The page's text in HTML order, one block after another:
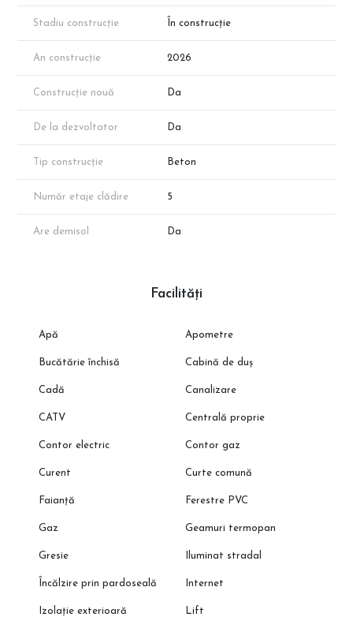
Decathlon.
Transport in comun: Statii STB in proximitate si conexiune facila
Infrastructura modernizata si in continua expansiune.
pentru rezidenta, cat si pentru o investitie sigura pe termen lung.
Nota: Imaginile au titlu de prezentare.
Stadiu construcție În construcție
An construcție 2026
Construcție nouă Da
De la dezvoltator Da
Tip construcție Beton
Număr etaje clădire 5
Are demisol Da
Facilități
Apă Apometre
Bucătărie închisă Cabină de duș
Cadă Canalizare
CATV Centrală proprie
Contor electric Contor gaz
Curent Curte comună
Faianță Ferestre PVC
Gaz Geamuri termopan
Gresie Iluminat stradal
Încălzire prin pardoseală Internet
Izolație exterioară Lift